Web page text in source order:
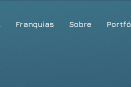
Franquias Sobre